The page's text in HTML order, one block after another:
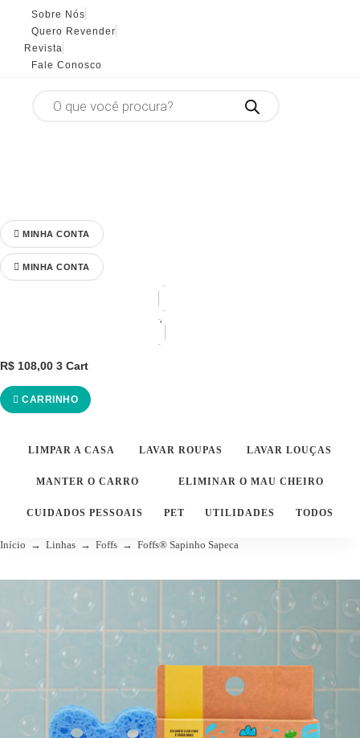
Sobre Nós
Quero Revender
Revista
Fale Conosco
produtos
MINHA CONTA
MINHA CONTA
R$ 108,00 3 Cart
CARRINHO
LIMPAR A CASA LAVAR ROUPAS LAVAR LOUÇAS
MANTER O CARRO ELIMINAR O MAU CHEIRO
CUIDADOS PESSOAIS PET UTILIDADES TODOS
Início → Linhas → Foffs → Foffs® Sapinho Sapeca